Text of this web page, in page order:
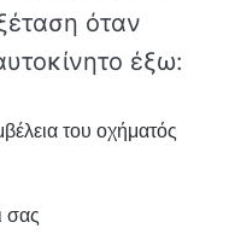
όταν
έξω:
του οχήματός
σας